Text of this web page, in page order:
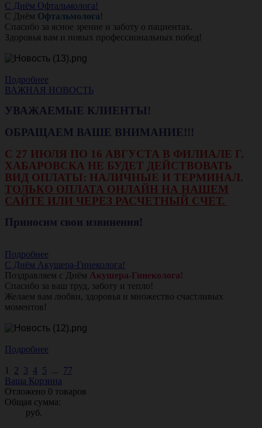
С Днём Офтальмолога!
С Днём Офтальмолога!
Спасибо за ясное зрение и заботу о пациентах.
Здоровья вам и новых профессиональных побед!
Подробнее
ВАЖНАЯ НОВОСТЬ
УВАЖАЕМЫЕ КЛИЕНТЫ!
ОБРАЩАЕМ ВАШЕ ВНИМАНИЕ!!!
С 27 ИЮЛЯ ПО 16 АВГУСТА В ФИЛИАЛЕ Г.
ХАБАРОВСКА НЕ БУДЕТ ДЕЙСТВОВАТЬ
ВИД ОПЛАТЫ: НАЛИЧНЫЕ И ТЕРМИНАЛ.
ТОЛЬКО ОПЛАТА ОНЛАЙН НА НАШЕМ
САЙТЕ ИЛИ ЧЕРЕЗ РАСЧЕТНЫЙ СЧЕТ.
Приносим свои извинения!
Подробнее
С Днём Акушера-Гинеколога!
Поздравляем с Днём Акушера-Гинеколога!
Спасибо за ваш труд, заботу и тепло!
Желаем вам любви, здоровья и множество счастливых
моментов!
Подробнее
1 2 3 4 5 ... 77
Ваша Корзина
Отложено 0 товаров
Общая сумма:
руб.